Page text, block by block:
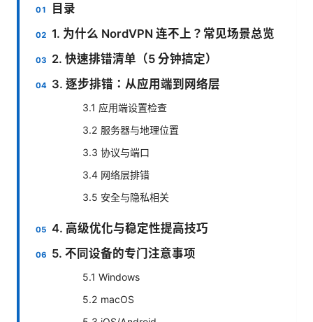
目录
1. 为什么 NordVPN 连不上？常见场景总览
2. 快速排错清单（5 分钟搞定）
3. 逐步排错：从应用端到网络层
3.1 应用端设置检查
3.2 服务器与地理位置
3.3 协议与端口
3.4 网络层排错
3.5 安全与隐私相关
4. 高级优化与稳定性提高技巧
5. 不同设备的专门注意事项
5.1 Windows
5.2 macOS